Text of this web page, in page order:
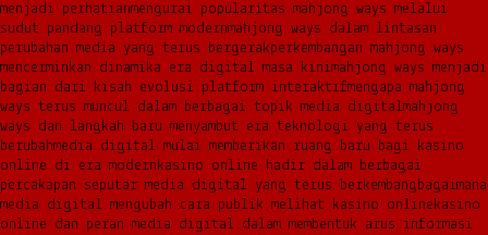
menjadi perhatianmengurai popularitas mahjong ways melalui
sudut pandang platform modernmahjong ways dalam lintasan
perubahan media yang terus bergerakperkembangan mahjong ways
mencerminkan dinamika era digital masa kinimahjong ways menjadi
bagian dari kisah evolusi platform interaktifmengapa mahjong
ways terus muncul dalam berbagai topik media digitalmahjong
ways dan langkah baru menyambut era teknologi yang terus
berubahmedia digital mulai memberikan ruang baru bagi kasino
online di era modernkasino online hadir dalam berbagai
percakapan seputar media digital yang terus berkembangbagaimana
media digital mengubah cara publik melihat kasino onlinekasino
online dan peran media digital dalam membentuk arus informasi